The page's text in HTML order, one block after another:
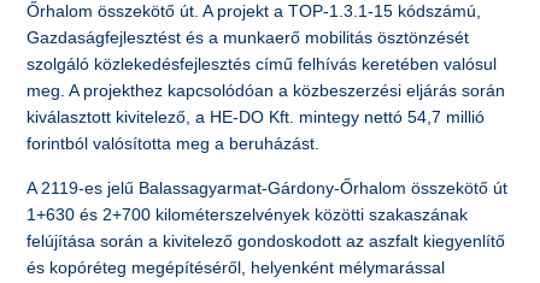
Őrhalom összekötő út. A projekt a TOP-1.3.1-15 kódszámú,
Gazdaságfejlesztést és a munkaerő mobilitás ösztönzését
szolgáló közlekedésfejlesztés című felhívás keretében valósul
meg. A projekthez kapcsolódóan a közbeszerzési eljárás során
kiválasztott kivitelező, a HE-DO Kft. mintegy nettó 54,7 millió
forintból valósította meg a beruházást.
A 2119-es jelű Balassagyarmat-Gárdony-Őrhalom összekötő út
1+630 és 2+700 kilométerszelvények közötti szakaszának
felújítása során a kivitelező gondoskodott az aszfalt kiegyenlítő
és kopóréteg megépítéséről, helyenként mélymarással